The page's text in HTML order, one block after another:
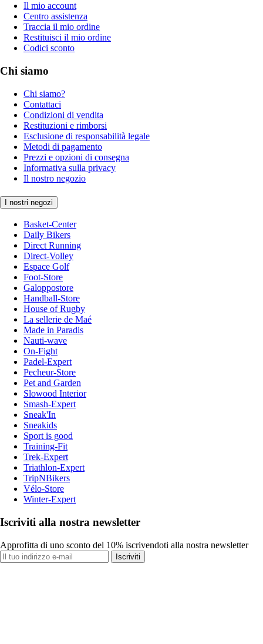
Il mio account
Centro assistenza
Traccia il mio ordine
Restituisci il mio ordine
Codici sconto
Chi siamo
Chi siamo?
Contattaci
Condizioni di vendita
Restituzioni e rimborsi
Esclusione di responsabilità legale
Metodi di pagamento
Prezzi e opzioni di consegna
Informativa sulla privacy
Il nostro negozio
I nostri negozi
Basket-Center
Daily Bikers
Direct Running
Direct-Volley
Espace Golf
Foot-Store
Galoppostore
Handball-Store
House of Rugby
La sellerie de Maé
Made in Paradis
Nauti-wave
On-Fight
Padel-Expert
Pecheur-Store
Pet and Garden
Slowood Interior
Smash-Expert
Sneak'In
Sneakids
Sport is good
Training-Fit
Trek-Expert
Triathlon-Expert
TripNBikers
Vélo-Store
Winter-Expert
Iscriviti alla nostra newsletter
Approfitta di uno sconto del 10% iscrivendoti alla nostra newsletter
Iscriviti